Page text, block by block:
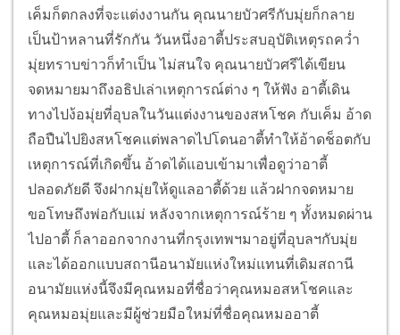
เค็มก็ตกลงที่จะแต่งงานกัน คุณนายบัวศรีกับมุ่ยก็กลาย
เป็นป้าหลานที่รักกัน วันหนึ่งอาตี้ประสบอุบัติเหตุรถคว่ำ
มุ่ยทราบข่าวก็ทำเป็น ไม่สนใจ คุณนายบัวศรีได้เขียน
จดหมายมาถึงอธิปเล่าเหตุการณ์ต่าง ๆ ให้ฟัง อาตี้เดิน
ทางไปง้อมุ่ยที่อุบลในวันแต่งงานของสหโชค กับเค็ม อ้าด
ถือปืนไปยิงสหโชคแต่พลาดไปโดนอาตี้ทำให้อ้าดช็อตกับ
เหตุการณ์ที่เกิดขึ้น อ้าดได้แอบเข้ามาเพื่อดูว่าอาตี้
ปลอดภัยดี จึงฝากมุ่ยให้ดูแลอาตี้ด้วย แล้วฝากจดหมาย
ขอโทษถึงพ่อกับแม่ หลังจากเหตุการณ์ร้าย ๆ ทั้งหมดผ่าน
ไปอาตี้ ก็ลาออกจากงานที่กรุงเทพฯมาอยู่ที่อุบลฯกับมุ่ย
และได้ออกแบบสถานีอนามัยแห่งใหม่แทนที่เดิมสถานี
อนามัยแห่งนี้จึงมีคุณหมอที่ชื่อว่าคุณหมอสหโชคและ
คุณหมอมุ่ยและมีผู้ช่วยมือใหม่ที่ชื่อคุณหมออาตี้